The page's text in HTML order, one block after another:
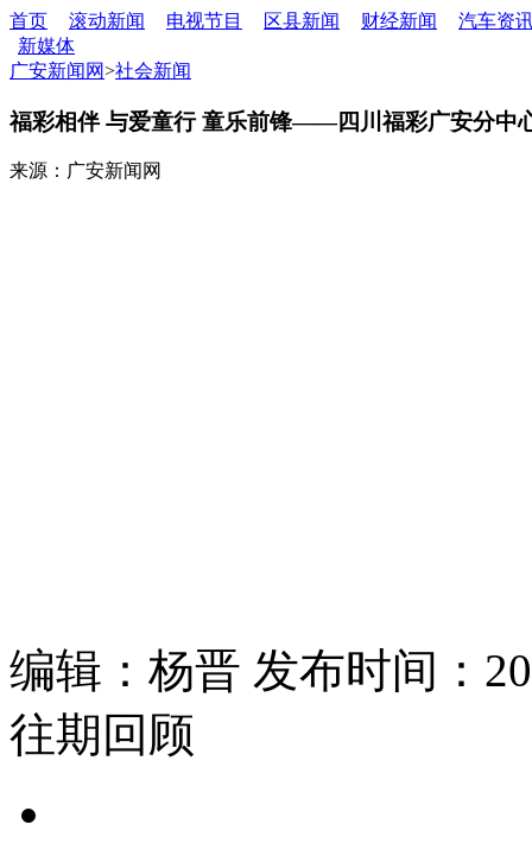
首页 滚动新闻 电视节目 区县新闻 财经新闻
汽车资
新媒体
广安新闻网>社会新闻
福彩相伴 与爱童行 童乐前锋——四川福彩广安分中
来源：广安新闻网
编辑：杨晋 发布时间：
往期回顾